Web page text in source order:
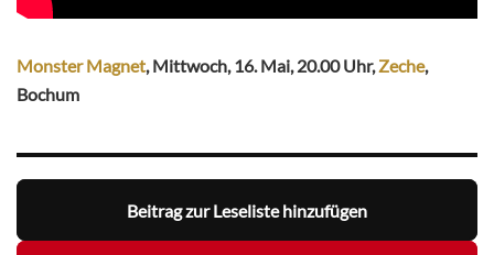
Monster Magnet, Mittwoch, 16. Mai, 20.00 Uhr,Zeche,
Bochum
Beitrag zur Leseliste hinzufügen